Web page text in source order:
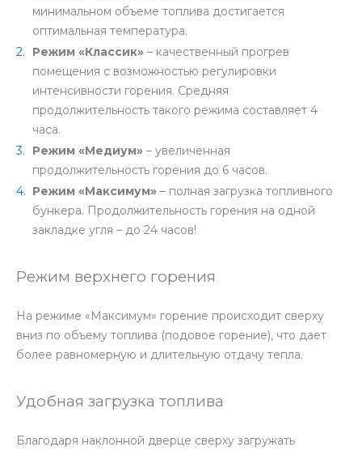
минимальном объеме топлива достигается
оптимальная температура.
Режим «Классик» – качественный прогрев
помещения с возможностью регулировки
интенсивности горения. Средняя
продолжительность такого режима составляет 4
часа.
Режим «Медиум» – увеличенная
продолжительность горения до 6 часов.
Режим «Максимум» – полная загрузка топливного
бункера. Продолжительность горения на одной
закладке угля – до 24 часов!
Режим верхнего горения
На режиме «Максимум» горение происходит сверху
вниз по объему топлива (подовое горение), что дает
более равномерную и длительную отдачу тепла.
Удобная загрузка топлива
Благодаря наклонной дверце сверху загружать